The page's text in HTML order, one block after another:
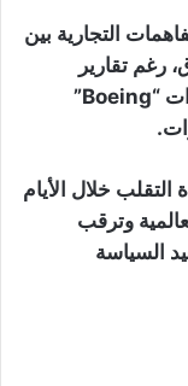
التجارية بين
رغم تقارير
تحدثت عن موافقة بكين على شراء طائرات “Boeing”
خلال الأيام
وترقب
السياسة